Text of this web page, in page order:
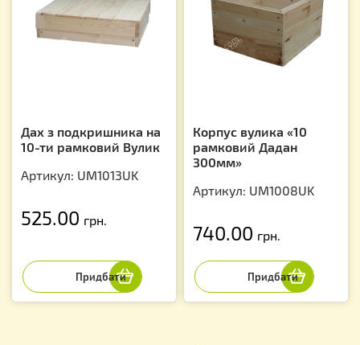
Дах з подкришника на
10-ти рамковий Вулик
Артикул: UM1013UK
525.00 грн.
Корпус вулика «10
рамковий Дадан
300мм»
Артикул: UM1008UK
740.00 грн.